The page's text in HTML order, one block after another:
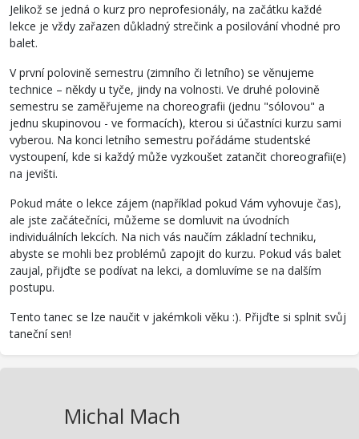
Jelikož se jedná o kurz pro neprofesionály, na začátku každé
lekce je vždy zařazen důkladný strečink a posilování vhodné pro
balet.
V první polovině semestru (zimního či letního) se věnujeme
technice – někdy u tyče, jindy na volnosti. Ve druhé polovině
semestru se zaměřujeme na choreografii (jednu "sólovou" a
jednu skupinovou - ve formacích), kterou si účastníci kurzu sami
vyberou. Na konci letního semestru pořádáme studentské
vystoupení, kde si každý může vyzkoušet zatančit choreografii(e)
na jevišti.
Pokud máte o lekce zájem (například pokud Vám vyhovuje čas),
ale jste začátečníci, můžeme se domluvit na úvodních
individuálních lekcích. Na nich vás naučím základní techniku,
abyste se mohli bez problémů zapojit do kurzu. Pokud vás balet
zaujal, přijďte se podívat na lekci, a domluvíme se na dalším
postupu.
Tento tanec se lze naučit v jakémkoli věku :). Přijďte si splnit svůj
taneční sen!
Michal Mach